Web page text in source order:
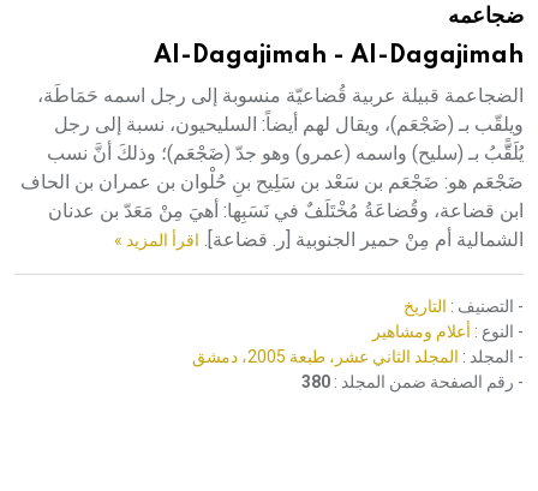
ضجاعمه
Al-Dagajimah - Al-Dagajimah
الضجاعمة قبيلة عربية قُضاعيّة منسوبة إلى رجل اسمه حَمَاطَة،
ويلقّب بـ (ضَجْعَم)، ويقال لهم أيضاً: السليحيون، نسبة إلى رجل
يُلَقًَّبُ بـ (سليح) واسمه (عمرو) وهو جدّ (ضَجْعَم)؛ وذلكَ أنَّ نسب
ضَجْعَم هو: ضَجْعَم بن سَعْد بن سَلِيح بنِ حُلْوان بن عمران بن الحاف
ابن قضاعة، وقُضاعَةُ مُخْتَلَفٌ في نَسَبِها: أهيَ مِنْ مَعَدّ بن عدنان
الشمالية أم مِنْ حمير الجنوبية [ر. قضاعة]. اقرأ المزيد »
- التصنيف : التاريخ
- النوع : أعلام ومشاهير
- المجلد : المجلد الثاني عشر، طبعة 2005، دمشق
- رقم الصفحة ضمن المجلد : 380